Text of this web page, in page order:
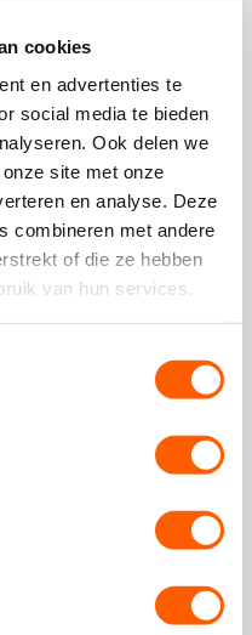
cookies
en advertenties te
social media te bieden
Ook delen we
site met onze
en analyse. Deze
combineren met andere
of die ze hebben
van hun services.
bestand
van een
persoonsgegevens
van mijn